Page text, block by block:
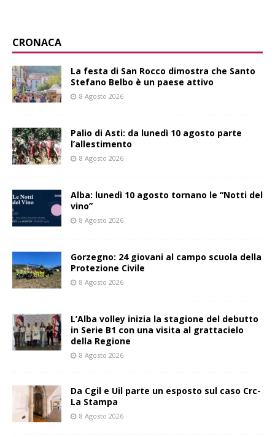
CRONACA
La festa di San Rocco dimostra che Santo
Stefano Belbo è un paese attivo
8 Agosto 2026
Palio di Asti: da lunedì 10 agosto parte
l’allestimento
8 Agosto 2026
Alba: lunedì 10 agosto tornano le “Notti del
vino”
8 Agosto 2026
Gorzegno: 24 giovani al campo scuola della
Protezione Civile
8 Agosto 2026
L’Alba volley inizia la stagione del debutto
in Serie B1 con una visita al grattacielo
della Regione
8 Agosto 2026
Da Cgil e Uil parte un esposto sul caso Crc-
La Stampa
8 Agosto 2026